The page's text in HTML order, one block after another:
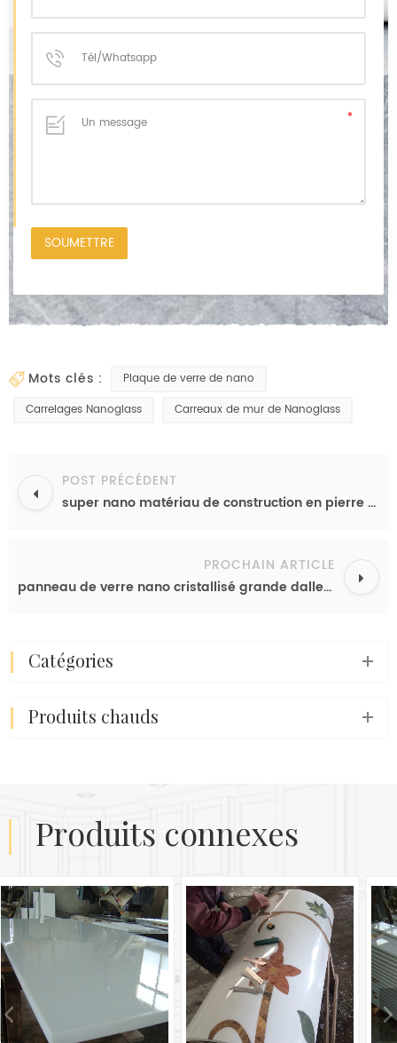
mots clés :
Plaque de verre de nano
Carrelages Nanoglass
Carreaux de mur de Nanoglass
POST PRÉCÉDENT
super nano matériau de construction en pierre artificielle de panneau de verre cristallisé
PROCHAIN ARTICLE
panneau de verre nano cristallisé grande dalle grossistes en Chine
catégories
produits chauds
produits connexes